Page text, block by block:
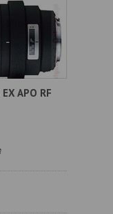
APO RF